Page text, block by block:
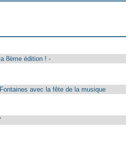
8ème édition ! -
avec la fête de la musique